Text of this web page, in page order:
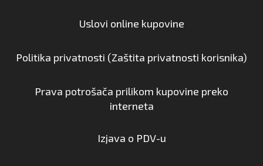
Uslovi online kupovine
Politika privatnosti (Zaštita privatnosti korisnika)
Prava potrošača prilikom kupovine preko
interneta
Izjava o PDV-u